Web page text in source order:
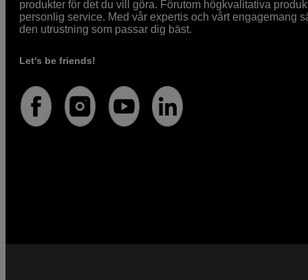
produkter för det du vill göra. Förutom högkvalitativa
personlig service. Med vår expertis och vårt engagemang
den utrustning som passar dig bäst.
Let's be friends!